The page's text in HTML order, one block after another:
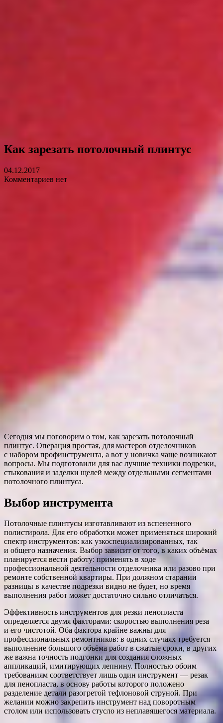
Как зарезать потолочный плинтус
04.12.2017
Комментариев нет
Сегодня мы поговорим о том, как зарезать потолочный
плинтус. Операция простая, для мастеров отделочников
с набором профинструмента, а вот у новичка чаще возникают
вопросы. Мы подготовили для вас лучшие техники подрезки,
стыкования и заделки щелей между отдельными сегментами
потолочного плинтуса.
Выбор инструмента
Потолочные плинтусы изготавливают из вспененного
полистирола. Для его обработки может применяться широкий
спектр инструментов: как узкоспециализированных, так
и общего назначения. Выбор зависит от того, в каких объёмах
планируется вести работу: применять в ходе
профессиональной деятельности отделочника или разово при
ремонте собственной квартиры. При должном старании
разницы в качестве подрезки видно не будет, но время
выполнения работ может достаточно сильно отличаться.
Эффективность инструментов для резки пенопласта
определяется двумя факторами: скоростью выполнения реза
и его чистотой. Оба фактора крайне важны для
профессиональных ремонтников: в одних случаях требуется
выполнение большого объёма работ в сжатые сроки, в других
же важна точность подгонки для создания сложных
аппликаций, имитирующих лепнину. Полностью обоим
требованиям соответствует лишь один инструмент — резак
для пенопласта, в основу работы которого положено
разделение детали разогретой тефлоновой струной. При
желании можно закрепить инструмент над поворотным
столом или использовать стусло из неплавящегося материала.